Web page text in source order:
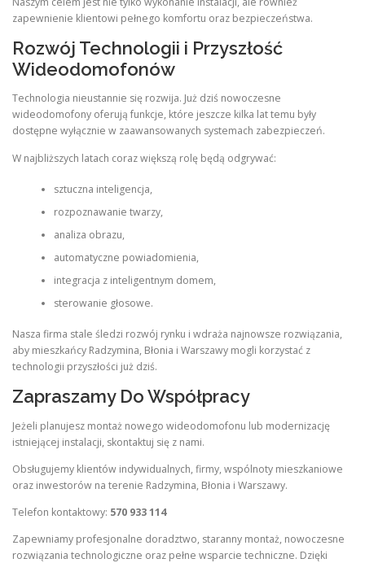
zapewnienie klientowi pełnego komfortu oraz bezpieczeństwa.
Rozwój Technologii i Przyszłość
Wideodomofonów
Technologia nieustannie się rozwija. Już dziś nowoczesne
wideodomofony oferują funkcje, które jeszcze kilka lat temu były
dostępne wyłącznie w zaawansowanych systemach zabezpieczeń.
W najbliższych latach coraz większą rolę będą odgrywać:
sztuczna inteligencja,
rozpoznawanie twarzy,
analiza obrazu,
automatyczne powiadomienia,
integracja z inteligentnym domem,
sterowanie głosowe.
Nasza firma stale śledzi rozwój rynku i wdraża najnowsze rozwiązania,
aby mieszkańcy Radzymina, Błonia i Warszawy mogli korzystać z
technologii przyszłości już dziś.
Zapraszamy Do Współpracy
Jeżeli planujesz montaż nowego wideodomofonu lub modernizację
istniejącej instalacji, skontaktuj się z nami.
Obsługujemy klientów indywidualnych, firmy, wspólnoty mieszkaniowe
oraz inwestorów na terenie Radzymina, Błonia i Warszawy.
Telefon kontaktowy: 570 933 114
Zapewniamy profesjonalne doradztwo, staranny montaż, nowoczesne
rozwiązania technologiczne oraz pełne wsparcie techniczne. Dzięki